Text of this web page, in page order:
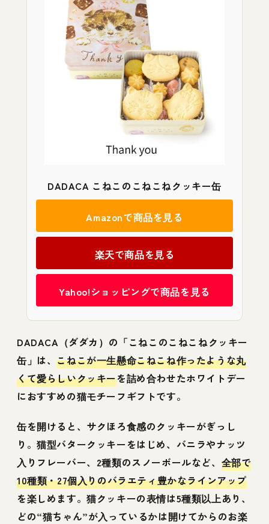
DADACA こねこのこねこねクッキー缶
Amazonで商品を見る
楽天で商品を見る
Yahoo!ショッピングで商品を見る
DADACA（ダダカ）の「こねこのこねこねクッキー
缶」は、こねこが一生懸命こねこね作ったような丸
くて愛らしいクッキーを詰め合わせたホワイトデー
におすすめの猫モチーフギフトです。
缶を開けると、サクほろ食感のクッキーがぎっし
り。猫型バタークッキーをはじめ、バニラやナッツ
入りフレーバー、2種類のスノーボールなど、 全部で
10種類・27個入りのバラエティ豊かなラインアップ
を楽しめます。猫クッキーの表情は5種類以上あり、
どの“猫ちゃん”が入っているかは開けてからのお楽